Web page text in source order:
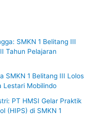
SMKN 1 Belitang III
Tahun Pelajaran
SMKN 1 Belitang III Lolos
Lestari Mobilindo
PT HMSI Gelar Praktik
(HIPS) di SMKN 1